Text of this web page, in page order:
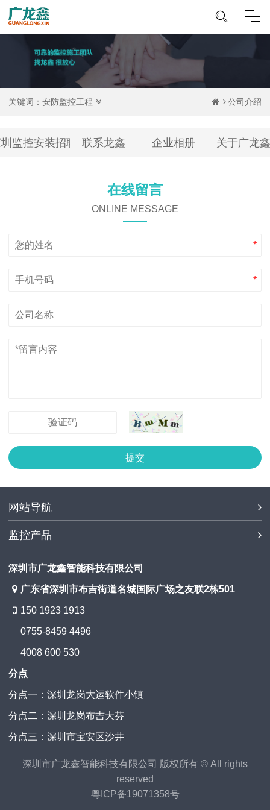
关键词： 安防监控工程 公司介绍
监控安装招聘 联系龙鑫 企业相册 关于广龙鑫
在线留言
ONLINE MESSAGE
*
*
提交
网站导航
监控产品
深圳市广龙鑫智能科技有限公司
广东省深圳市布吉街道名城国际广场之友联2栋501
150 1923 1913
0755-8459 4496
4008 600 530
分点
分点一：深圳龙岗大运软件小镇
分点二：深圳龙岗布吉大芬
分点三：深圳市宝安区沙井
深圳市广龙鑫智能科技有限公司 版权所有 © All rights
reserved
粤ICP备19071358号